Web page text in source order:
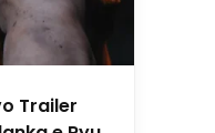
Trailer